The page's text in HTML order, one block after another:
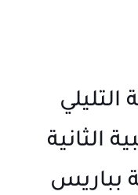
الثانية
بباريس